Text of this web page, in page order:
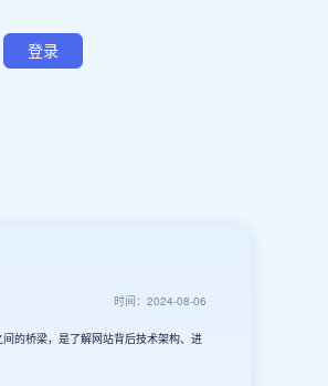
登录
时间：2024-08-06
的桥梁，是了解网站背后技术架构、进